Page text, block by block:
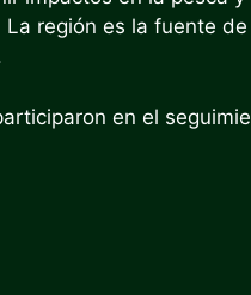
región es la fuente
en el